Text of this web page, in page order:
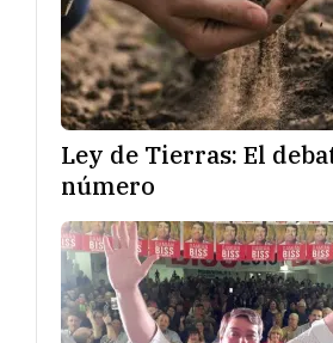
Ley de Tierras: El
número